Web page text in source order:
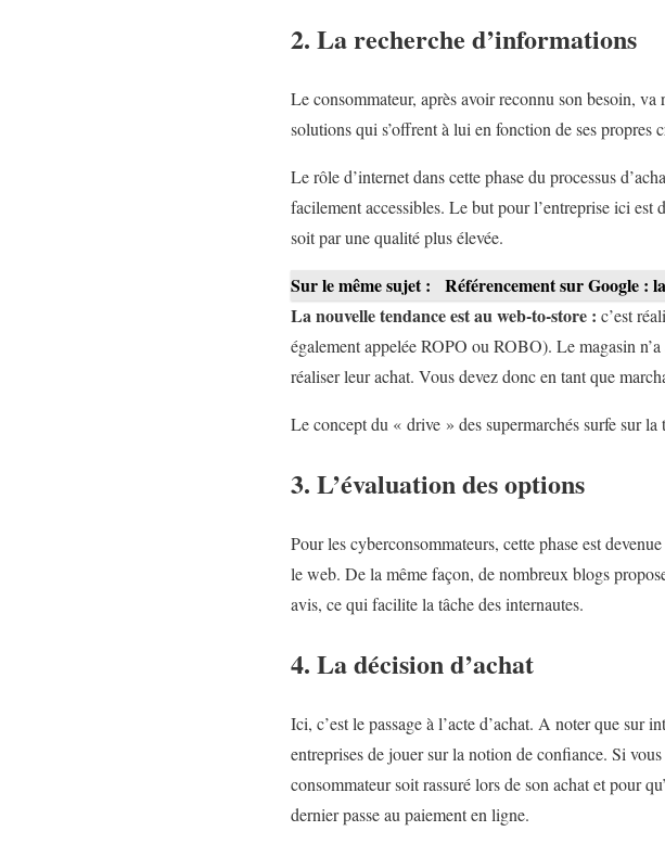
2. La recherche d’informations
Le consommateur, après avoir reconnu son besoin,
solutions qui s’offrent à lui en fonction de ses propres
Le rôle d’internet dans cette phase du processus
facilement accessibles. Le but pour l’entreprise ici est
soit par une qualité plus élevée.
Sur le même sujet :
Référencement sur Google :
La nouvelle tendance est au web-to-store : c’est
également appelée ROPO ou ROBO). Le magasin
réaliser leur achat. Vous devez donc en tant que
Le concept du « drive » des supermarchés surfe sur la
3. L’évaluation des options
Pour les cyberconsommateurs, cette phase est
le web. De la même façon, de nombreux blogs
avis, ce qui facilite la tâche des internautes.
4. La décision d’achat
Ici, c’est le passage à l’acte d’achat. A noter que sur
entreprises de jouer sur la notion de confiance. Si
consommateur soit rassuré lors de son achat et pour
dernier passe au paiement en ligne.